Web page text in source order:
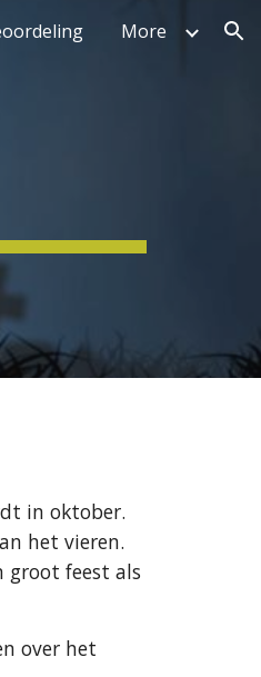
More
in oktober.
het vieren.
groot feest als
over het